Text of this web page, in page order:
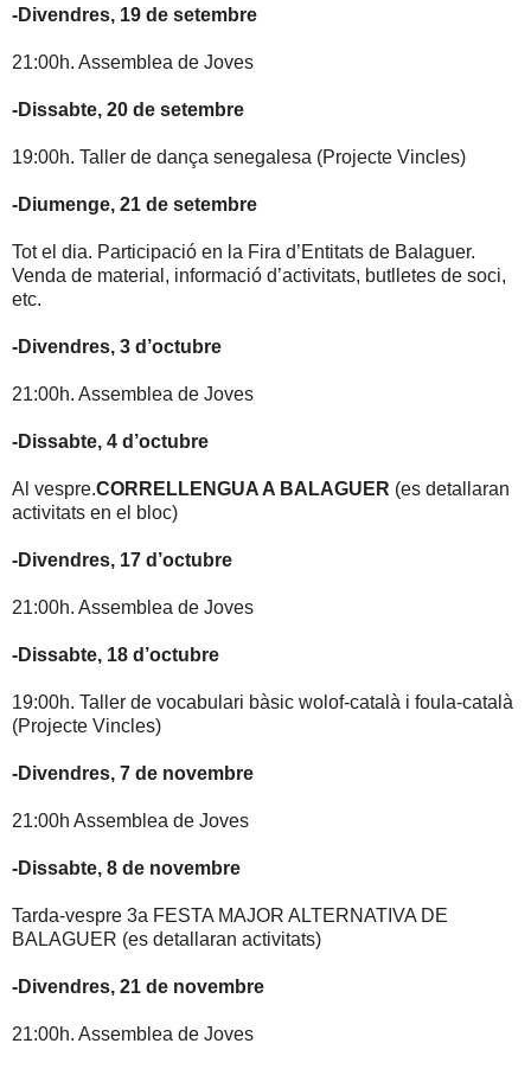
-Divendres, 19 de setembre
21:00h. Assemblea de Joves
-Dissabte, 20 de setembre
19:00h. Taller de dança senegalesa (Projecte Vincles)
-Diumenge, 21 de setembre
Tot el dia. Participació en la Fira d’Entitats de Balaguer.
Venda de material, informació d’activitats, butlletes de soci,
etc.
-Divendres, 3 d’octubre
21:00h. Assemblea de Joves
-Dissabte, 4 d’octubre
Al vespre.CORRELLENGUA A BALAGUER (es detallaran
activitats en el bloc)
-Divendres, 17 d’octubre
21:00h. Assemblea de Joves
-Dissabte, 18 d’octubre
19:00h. Taller de vocabulari bàsic wolof-català i foula-català
(Projecte Vincles)
-Divendres, 7 de novembre
21:00h Assemblea de Joves
-Dissabte, 8 de novembre
Tarda-vespre 3a FESTA MAJOR ALTERNATIVA DE
BALAGUER (es detallaran activitats)
-Divendres, 21 de novembre
21:00h. Assemblea de Joves